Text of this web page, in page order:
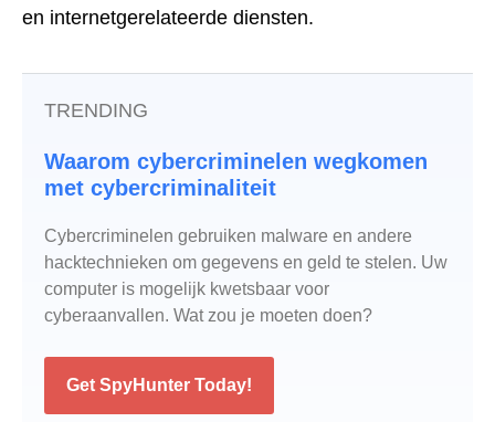
en internetgerelateerde diensten.
TRENDING
Waarom cybercriminelen wegkomen
met cybercriminaliteit
Cybercriminelen gebruiken malware en andere
hacktechnieken om gegevens en geld te stelen. Uw
computer is mogelijk kwetsbaar voor
cyberaanvallen. Wat zou je moeten doen?
Get SpyHunter Today!